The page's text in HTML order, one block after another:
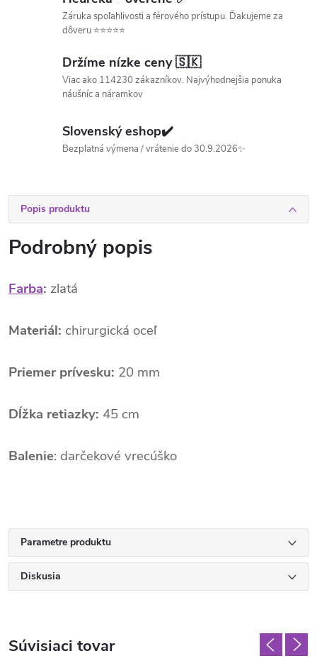
Záruka spoľahlivosti a férového prístupu. Ďakujeme za
dôveru ⭐⭐⭐⭐⭐
Držíme nízke ceny 🇸🇰
Viac ako 114230 zákazníkov. Najvýhodnejšia ponuka
náušníc a náramkov
Slovenský eshop✔️
Bezplatná výmena / vrátenie do 30.9.2026✨
Popis produktu
Podrobný popis
Farba: zlatá
Materiál: chirurgická oceľ
Priemer prívesku: 20 mm
Dĺžka retiazky: 45 cm
Balenie: darčekové vrecúško
Parametre produktu
Diskusia
Súvisiaci tovar